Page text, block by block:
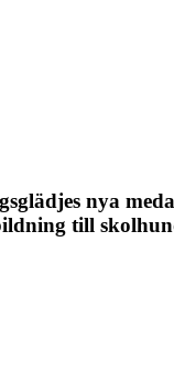
nya
till